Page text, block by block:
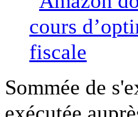
Sommée de